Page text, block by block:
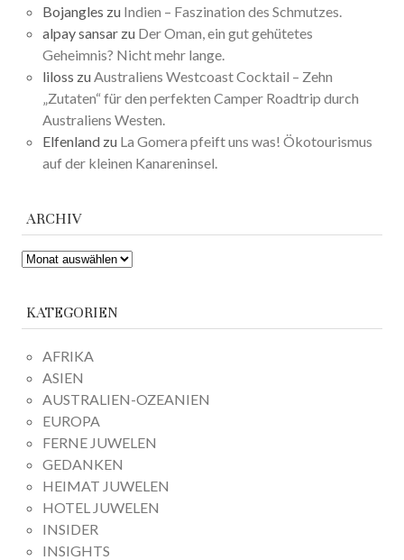
Bojangles zu Indien – Faszination des Schmutzes.
alpay sansar zu Der Oman, ein gut gehütetes
Geheimnis? Nicht mehr lange.
liloss zuAustraliens Westcoast Cocktail – Zehn
„Zutaten“ für den perfekten Camper Roadtrip durch
Australiens Westen.
Elfenland zu La Gomera pfeift uns was! Ökotourismus
auf der kleinen Kanareninsel.
ARCHIV
ARCHIV
KATEGORIEN
AFRIKA
ASIEN
AUSTRALIEN-OZEANIEN
EUROPA
FERNE JUWELEN
GEDANKEN
HEIMAT JUWELEN
HOTEL JUWELEN
INSIDER
INSIGHTS